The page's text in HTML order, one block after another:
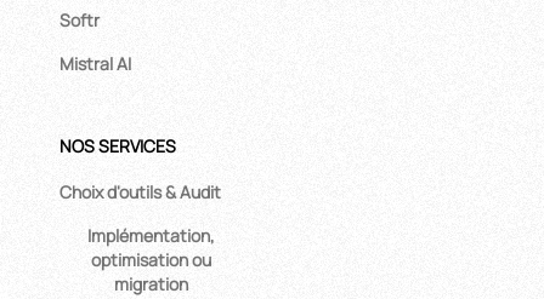
Softr
Mistral AI
NOS SERVICES
Choix d'outils & Audit
Implémentation,
optimisation ou
migration